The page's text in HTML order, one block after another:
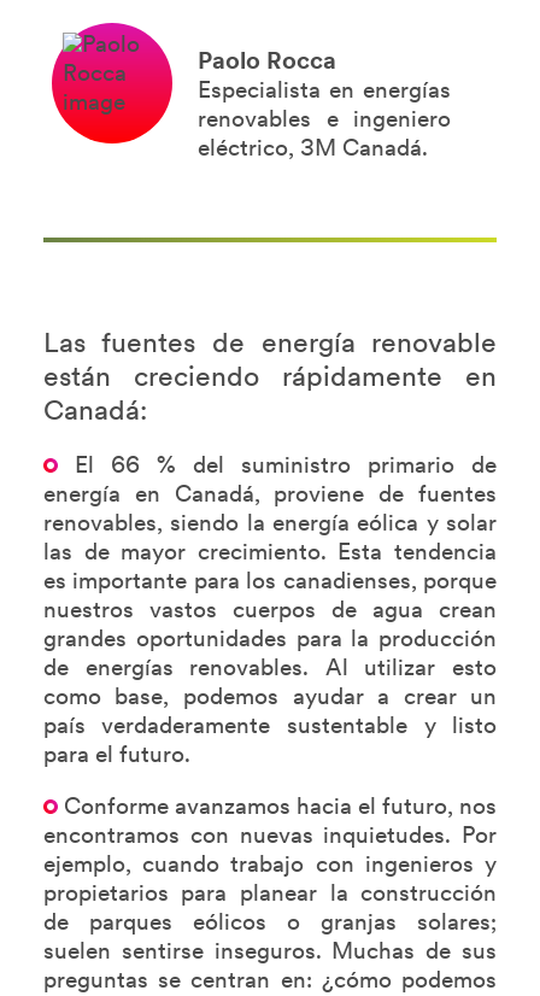
Paolo Rocca
Especialista en energías
renovables e ingeniero
eléctrico, 3M Canadá.
Las fuentes de energía renovable
están creciendo rápidamente en
Canadá:
El 66 % del suministro primario de
energía en Canadá, proviene de fuentes
renovables, siendo la energía eólica y solar
las de mayor crecimiento. Esta tendencia
es importante para los canadienses, porque
nuestros vastos cuerpos de agua crean
grandes oportunidades para la producción
de energías renovables. Al utilizar esto
como base, podemos ayudar a crear un
país verdaderamente sustentable y listo
para el futuro.
Conforme avanzamos hacia el futuro, nos
encontramos con nuevas inquietudes. Por
ejemplo, cuando trabajo con ingenieros y
propietarios para planear la construcción
de parques eólicos o granjas solares;
suelen sentirse inseguros. Muchas de sus
preguntas se centran en: ¿cómo podemos